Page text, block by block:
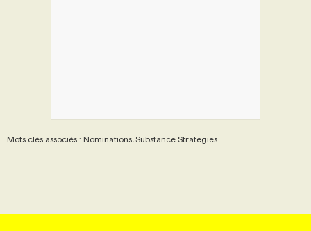
Mots clés associés : Nominations, Substance Strategies